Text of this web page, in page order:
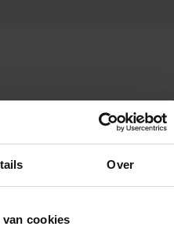
Over
cookies